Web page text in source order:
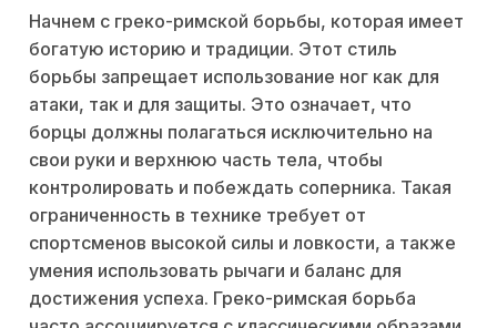
Начнем с греко-римской борьбы, которая имеет
богатую историю и традиции. Этот стиль
борьбы запрещает использование ног как для
атаки, так и для защиты. Это означает, что
борцы должны полагаться исключительно на
свои руки и верхнюю часть тела, чтобы
контролировать и побеждать соперника. Такая
ограниченность в технике требует от
спортсменов высокой силы и ловкости, а также
умения использовать рычаги и баланс для
достижения успеха. Греко-римская борьба